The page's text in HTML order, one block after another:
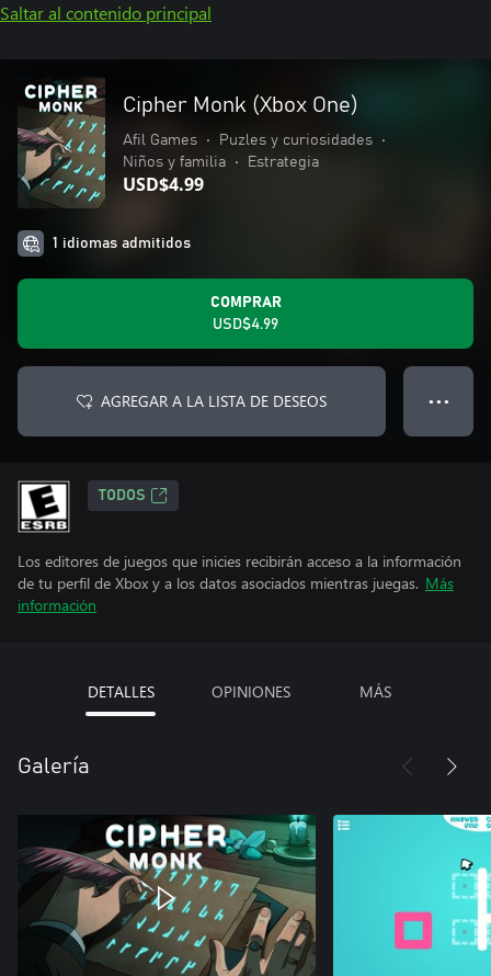
Saltar al contenido principal
Cipher Monk (Xbox One)
Afil Games • Puzles y curiosidades
•
Niños y familia
• Estrategia
USD$4.99
1 idiomas admitidos
COMPRAR
USD$4.99
AGREGAR A LA LISTA DE DESEOS ● ● ●
TODOS
Los editores de juegos que inicies recibirán acceso a la información
de tu perfil de Xbox y a los datos asociados mientras juegas. Más
información
DETALLES OPINIONES MÁS
Galería